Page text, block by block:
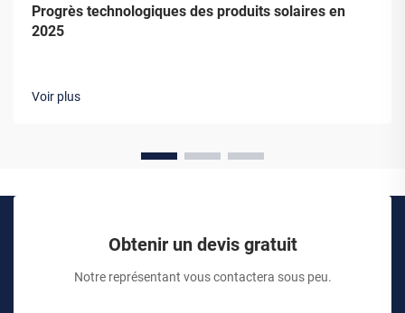
Progrès technologiques des produits solaires en
2025
Voir plus
Obtenir un devis gratuit
Notre représentant vous contactera sous peu.